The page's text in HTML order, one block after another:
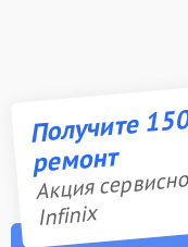
Получите
ремонт
Акция
Infinix